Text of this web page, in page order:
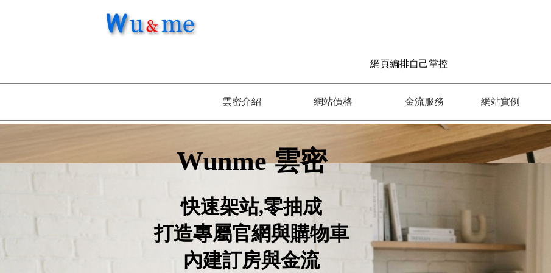
網頁編排自己掌控
雲密介紹 網站價格 金流服務 網站實例
Wunme 雲密
快速架站,零抽成
打造專屬官網與購物車
內建訂房與金流